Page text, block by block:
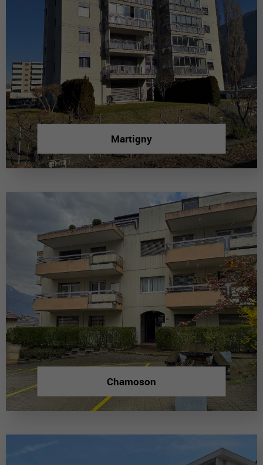
Martigny
Chamoson